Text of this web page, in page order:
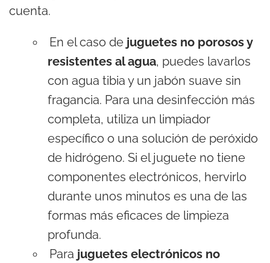
cuenta.
En el caso de juguetes no porosos y
resistentes al agua, puedes lavarlos
con agua tibia y un jabón suave sin
fragancia. Para una desinfección más
completa, utiliza un limpiador
específico o una solución de peróxido
de hidrógeno. Si el juguete no tiene
componentes electrónicos, hervirlo
durante unos minutos es una de las
formas más eficaces de limpieza
profunda.
Para juguetes electrónicos no